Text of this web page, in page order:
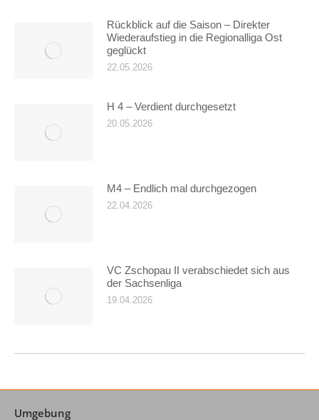
Rückblick auf die Saison – Direkter
Wiederaufstieg in die Regionalliga Ost
geglückt
22.05.2026
H 4 – Verdient durchgesetzt
20.05.2026
M4 – Endlich mal durchgezogen
22.04.2026
VC Zschopau II verabschiedet sich aus
der Sachsenliga
19.04.2026
Umgebung